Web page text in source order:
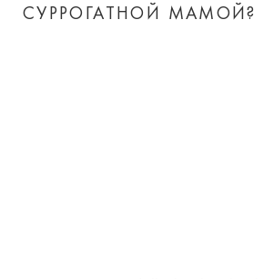
СУРРОГАТНОЙ МАМОЙ?